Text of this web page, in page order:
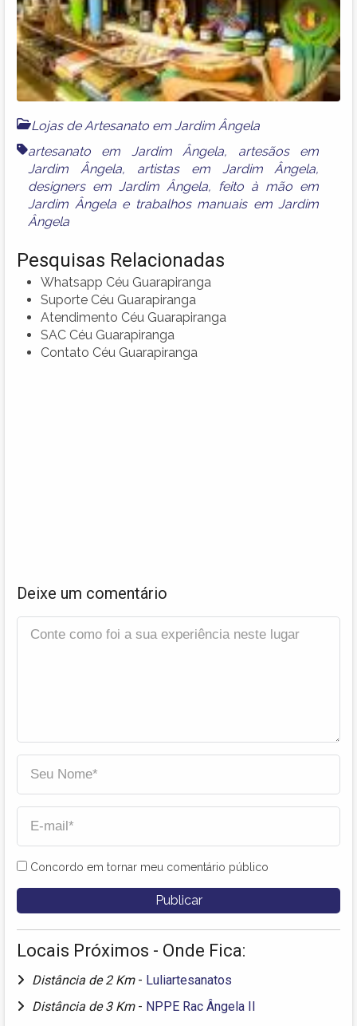
Lojas de Artesanato em Jardim Ângela
artesanato em Jardim Ângela, artesãos em
Jardim Ângela, artistas em Jardim Ângela,
designers em Jardim Ângela, feito à mão em
Jardim Ângelae trabalhos manuais em Jardim
Ângela
Pesquisas Relacionadas
Whatsapp Céu Guarapiranga
Suporte Céu Guarapiranga
Atendimento Céu Guarapiranga
SAC Céu Guarapiranga
Contato Céu Guarapiranga
Deixe um comentário
Concordo em tornar meu comentário público
Locais Próximos - Onde Fica:
Distância de 2 Km - Luliartesanatos
Distância de 3 Km - NPPE Rac Ângela II